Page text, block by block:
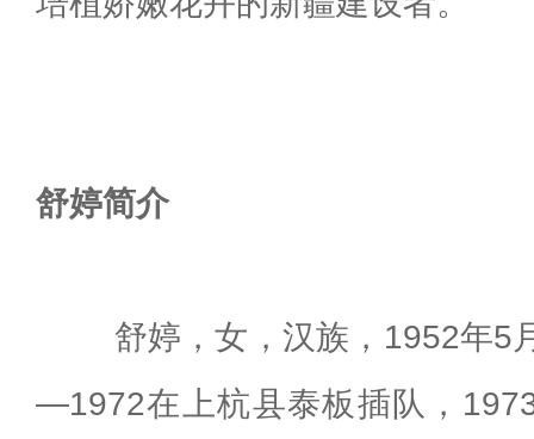
舒婷简介
舒婷，女，汉族，1952年5
—1972在上杭县泰板插队，